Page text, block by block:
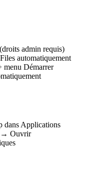
admin requis)
automatiquement
menu Démarrer
dans Applications
→ Ouvrir